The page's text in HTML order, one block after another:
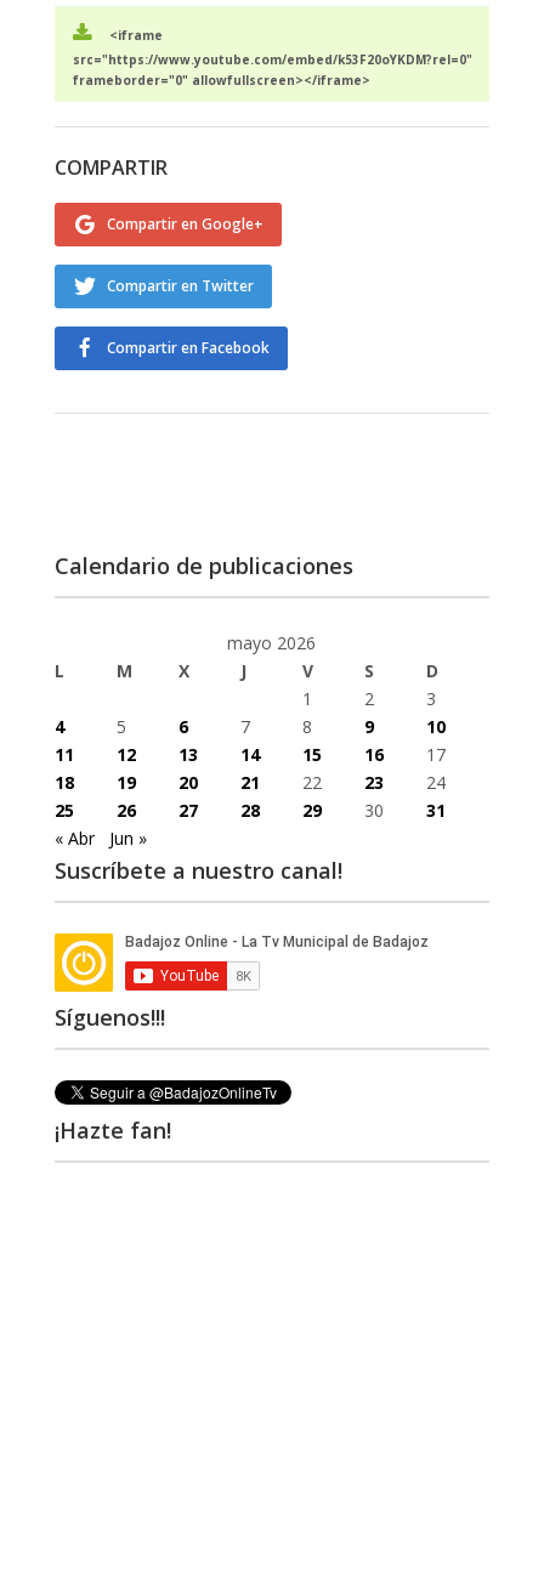
<iframe
src="https://www.youtube.com/embed/k53F20oYKDM?rel=0"
frameborder="0" allowfullscreen></iframe>
COMPARTIR
Compartir en Google+
Compartir en Twitter
Compartir en Facebook
Calendario de publicaciones
mayo 2026
L
M X J V S
D
1
2
3
4
5 6 7 8 9
10
11
12 13 14 15 16
17
18
19 20 21 22 23
24
25
26 27 28 29 30
31
« Abr
Jun »
Suscríbete a nuestro canal!
Síguenos!!!
¡Hazte fan!